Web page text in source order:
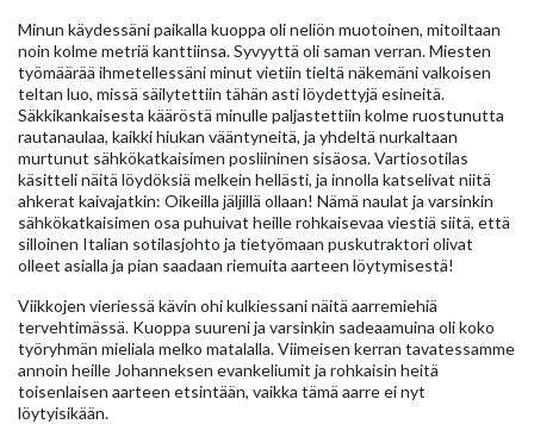
Minun käydessäni paikalla kuoppa oli neliön muotoinen, mitoiltaan
noin kolme metriä kanttiinsa. Syvyyttä oli saman verran. Miesten
työmäärää ihmetellessäni minut vietiin tieltä näkemäni valkoisen
teltan luo, missä säilytettiin tähän asti löydettyjä esineitä.
Säkkikankaisesta kääröstä minulle paljastettiin kolme ruostunutta
rautanaulaa, kaikki hiukan vääntyneitä, ja yhdeltä nurkaltaan
murtunut sähkökatkaisimen posliininen sisäosa. Vartiosotilas
käsitteli näitä löydöksiä melkein hellästi, ja innolla katselivat niitä
ahkerat kaivajatkin: Oikeilla jäljillä ollaan! Nämä naulat ja varsinkin
sähkökatkaisimen osa puhuivat heille rohkaisevaa viestiä siitä, että
silloinen Italian sotilasjohto ja tietyömaan puskutraktori olivat
olleet asialla ja pian saadaan riemuita aarteen löytymisestä!
Viikkojen vieriessä kävin ohi kulkiessani näitä aarremiehiä
tervehtimässä. Kuoppa suureni ja varsinkin sadeaamuina oli koko
työryhmän mieliala melko matalalla. Viimeisen kerran tavatessamme
annoin heille Johanneksen evankeliumit ja rohkaisin heitä
toisenlaisen aarteen etsintään, vaikka tämä aarre ei nyt
löytyisikään.